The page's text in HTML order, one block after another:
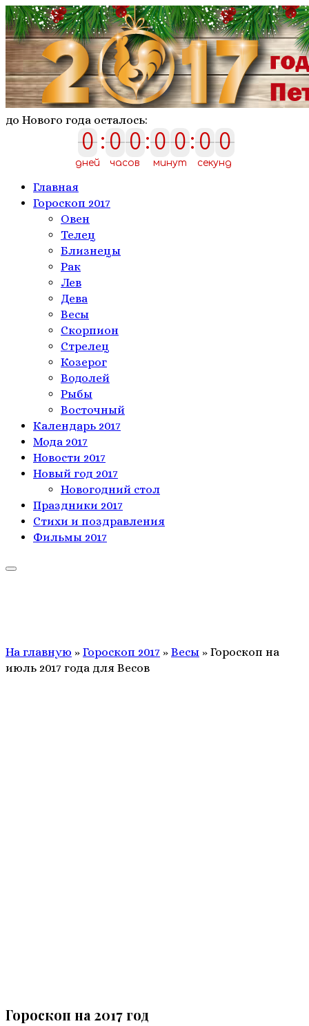
до Нового года осталось:
0
0
дней
:0
0 0
0
часов
:0
0 0
0
минут
:0
0 0
0
секунд
Главная
Гороскоп 2017
Овен
Телeц
Близнецы
Рак
Лев
Дева
Весы
Скорпион
Стрелец
Козерог
Водолей
Рыбы
Восточный
Календарь 2017
Мода 2017
Новости 2017
Новый год 2017
Новогодний стол
Праздники 2017
Стихи и поздравления
Фильмы 2017
На главную » Гороскоп 2017 » Весы » Гороскоп на
июль 2017 года для Весов
Гороскоп на 2017 год